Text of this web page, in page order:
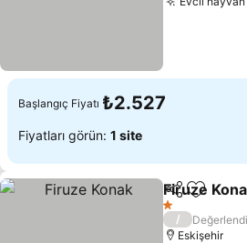
Başlangıç Fiyatı ₺2.527
Fiyatları görün: 1 site
Paylaş
Firuze
1 Yıldız
/
Eskişehir